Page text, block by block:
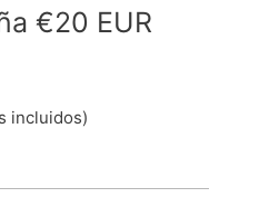
€20 EUR
incluidos)